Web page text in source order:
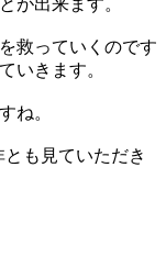
救っていくのです
いきます。
ね。
も見ていただき